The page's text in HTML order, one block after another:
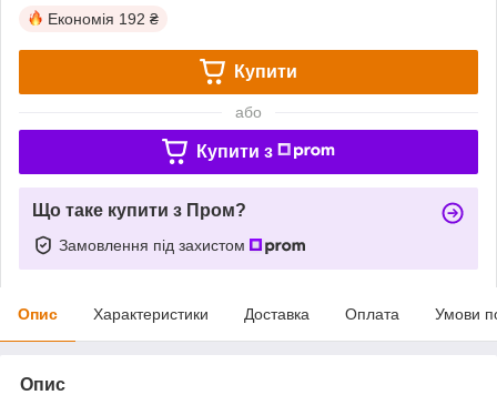
Економія 192 ₴
Купити
або
Купити з
Що таке купити з Пром?
Замовлення під захистом
Опис Характеристики Доставка Оплата Умови
Опис